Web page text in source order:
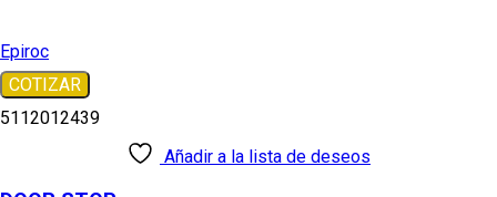
Epiroc
COTIZAR
5112012439
Añadir a la lista de deseos